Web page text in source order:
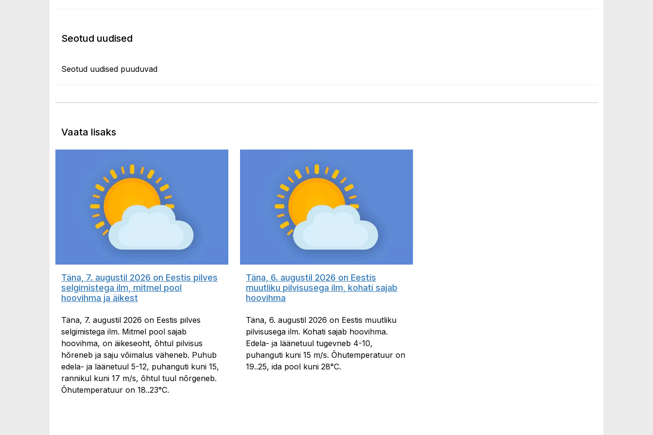
Seotud uudised
Seotud uudised puuduvad
Vaata lisaks
Täna, 7. augustil 2026 on Eestis pilves
selgimistega ilm, mitmel pool
hoovihma ja äikest
Täna, 7. augustil 2026 on Eestis pilves
selgimistega ilm. Mitmel pool sajab
hoovihma, on äikeseoht, õhtul pilvisus
hõreneb ja saju võimalus väheneb. Puhub
edela- ja läänetuul 5-12, puhanguti kuni 15,
rannikul kuni 17 m/s, õhtul tuul nõrgeneb.
Õhutemperatuur on 18..23°C.
Täna, 6. augustil 2026 on Eestis
muutliku pilvisusega ilm, kohati sajab
hoovihma
Täna, 6. augustil 2026 on Eestis muutliku
pilvisusega ilm. Kohati sajab hoovihma.
Edela- ja läänetuul tugevneb 4-10,
puhanguti kuni 15 m/s. Õhutemperatuur on
19..25, ida pool kuni 28°C.